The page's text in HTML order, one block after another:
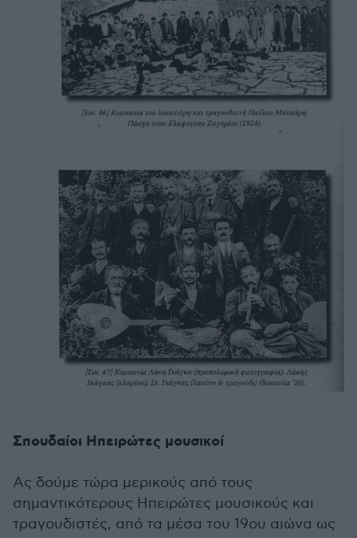
Σπουδαίοι Ηπειρώτες μουσικοί
Ας δούμε τώρα μερικούς από τους
σημαντικότερους Ηπειρώτες μουσικούς και
τραγουδιστές, από τα μέσα του 19ου αιώνα ως